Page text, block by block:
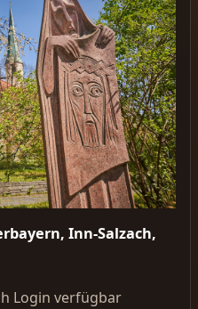
Inn-Salzach,
Login verfügbar